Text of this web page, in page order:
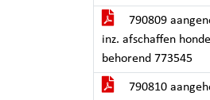
790809
inz. afschaffen
behorend 773545
790810